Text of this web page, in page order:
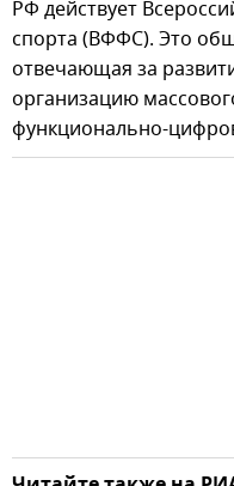
РФ действует
спорта (ВФФС). Это
отвечающая за
организацию
функционально-